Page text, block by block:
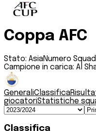
Coppa AFC
Stato: AsiaNumero
Campione in carica: Al
GeneraliClassifica
giocatoriStatistiche
Classifica